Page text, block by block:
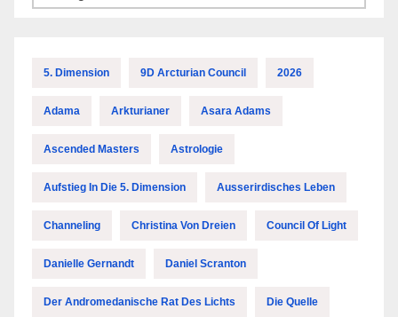
5. Dimension 9D Arcturian Council 2026
Adama Arkturianer Asara Adams
Ascended Masters Astrologie
Aufstieg In Die 5. Dimension Ausserirdisches Leben
Channeling Christina Von Dreien Council Of Light
Danielle Gernandt Daniel Scranton
Der Andromedanische Rat Des Lichts Die Quelle